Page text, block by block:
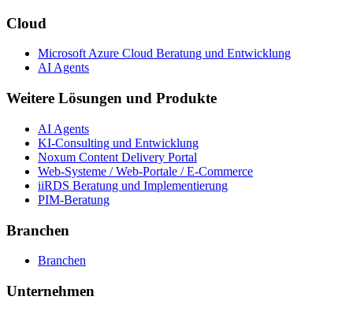
Cloud
Microsoft Azure Cloud Beratung und Entwicklung
AI Agents
Weitere Lösungen und Produkte
AI Agents
KI-Consulting und Entwicklung
Noxum Content Delivery Portal
Web-Systeme / Web-Portale / E-Commerce
iiRDS Beratung und Implementierung
PIM-Beratung
Branchen
Branchen
Unternehmen